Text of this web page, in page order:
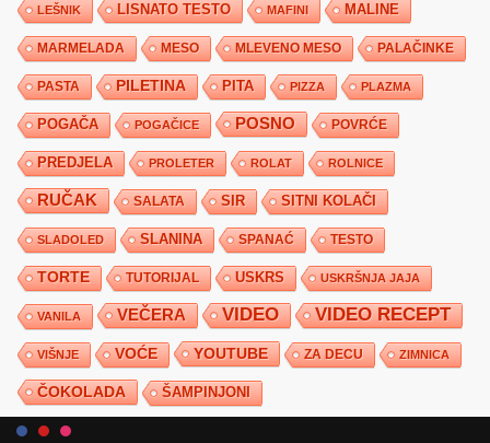
LEŠNIK LISNATO TESTO MAFINI MALINE
MARMELADA MESO MLEVENO MESO PALAČINKE
PASTA PILETINA PITA PIZZA PLAZMA
POGAČA POGAČICE POSNO POVRĆE
PREDJELA PROLETER ROLAT ROLNICE
RUČAK SALATA SIR SITNI KOLAČI
SLADOLED SLANINA SPANAĆ TESTO
TORTE TUTORIJAL USKRS USKRŠNJA JAJA
VANILA VEČERA VIDEO VIDEO RECEPT
VIŠNJE VOĆE YOUTUBE ZA DECU ZIMNICA
ČOKOLADA ŠAMPINJONI